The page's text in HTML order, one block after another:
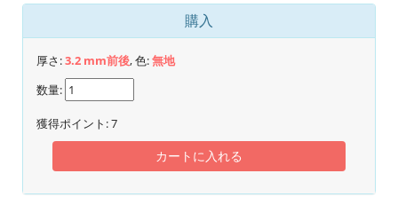
購入
厚さ:3.2 mm前後, 色:無地
数量:
獲得ポイント:7
カートに入れる